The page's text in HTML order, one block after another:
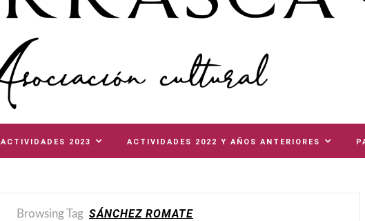
ACTIVIDADES 2023 ACTIVIDADES 2022 Y AÑOS ANTERIORES
Browsing Tag SÁNCHEZ ROMATE